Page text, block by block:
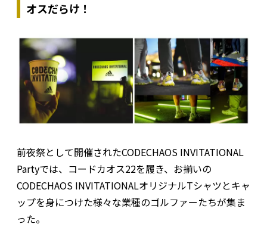
オスだらけ！
前夜祭として開催されたCODECHAOS INVITATIONAL
Partyでは、コードカオス22を履き、お揃いの
CODECHAOS INVITATIONALオリジナルTシャツとキャ
ップを身につけた様々な業種のゴルファーたちが集ま
った。